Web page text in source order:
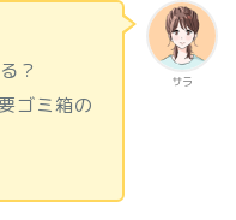
サラ
？
ゴミ箱の